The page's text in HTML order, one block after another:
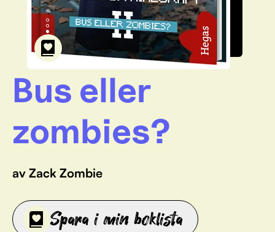
Bus eller
zombies?
av Zack Zombie
Spara i min boklista